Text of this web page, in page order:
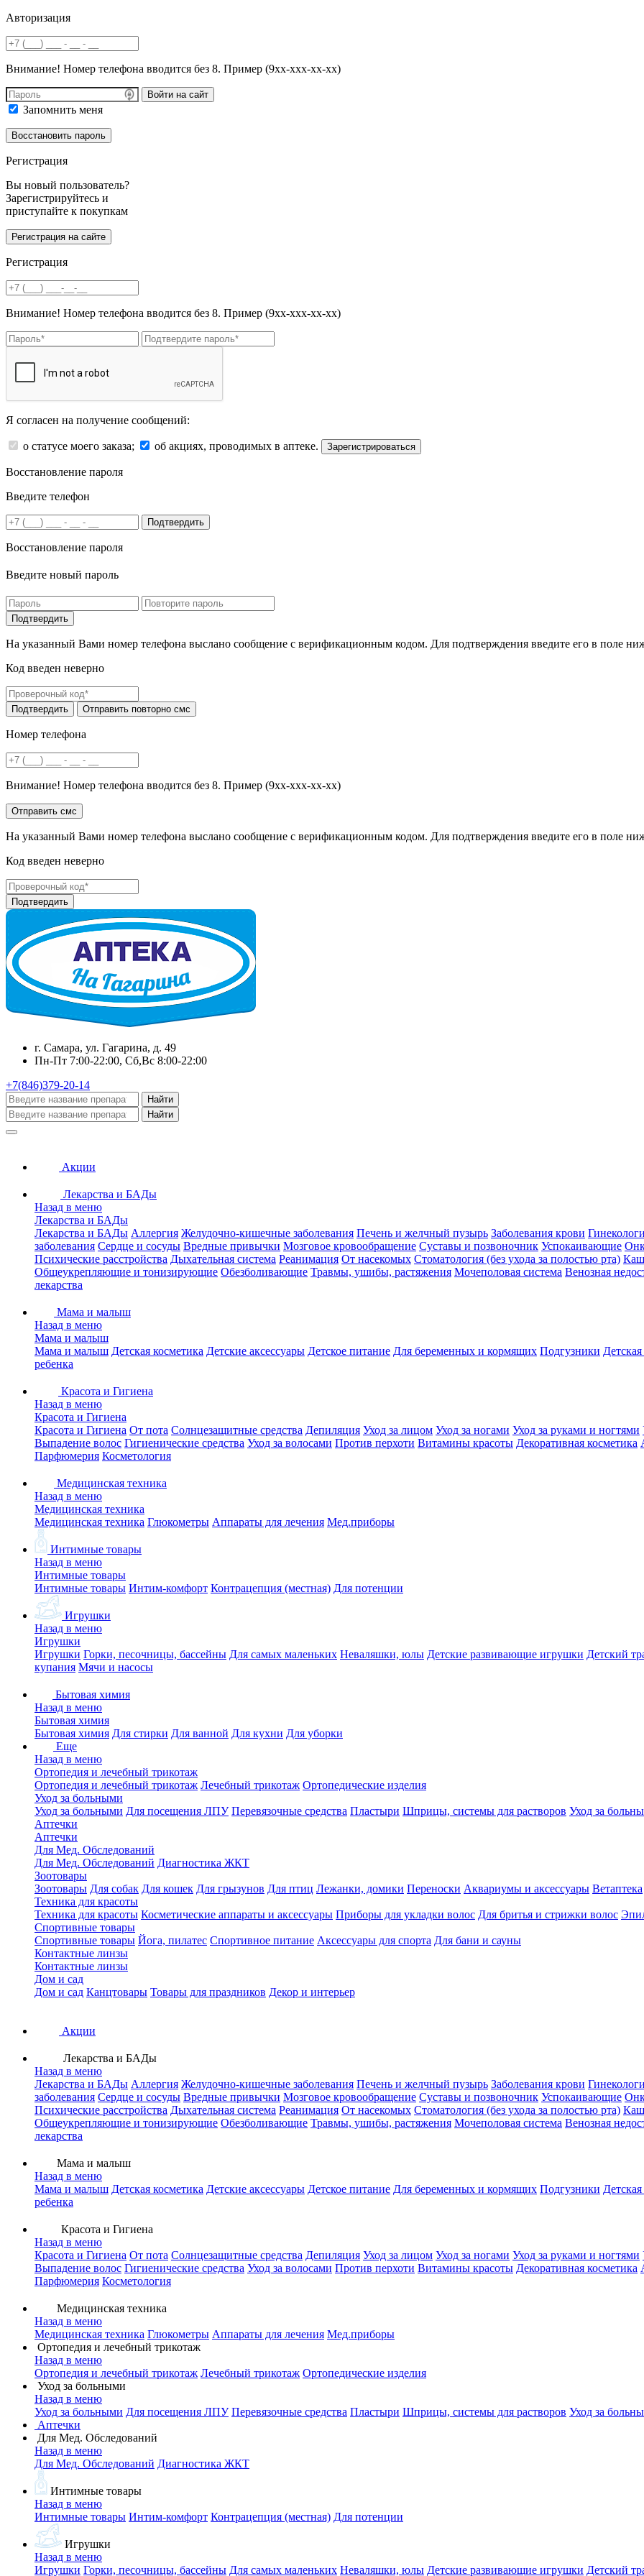
Авторизация
Внимание! Номер телефона вводится без 8. Пример (9хх-ххх-хх-хх)
Войти на сайт
Запомнить меня
Регистрация
Вы новый пользователь?
Зарегистрируйтесь и
приступайте к покупкам
Регистрация
Внимание! Номер телефона вводится без 8. Пример (9хх-ххх-хх-хх)
Я согласен на получение сообщений:
о статусе моего заказа; об акциях, проводимых в аптеке. Зарегистрироваться
Восстановление пароля
Введите телефон
Подтвердить
Восстановление пароля
Введите новый пароль
На указанный Вами номер телефона выслано сообщение с верификационным кодом. Для подтверждения введите его в поле
Код введен неверно
Номер телефона
Внимание! Номер телефона вводится без 8. Пример (9хх-ххх-хх-хх)
На указанный Вами номер телефона выслано сообщение с верификационным кодом. Для подтверждения введите его в поле
Код введен неверно
г. Самара, ул. Гагарина, д. 49
Пн-Пт 7:00-22:00, Сб,Вс 8:00-22:00
+7(846)379-20-14
Найти
Найти
Акции
Лекарства и БАДы
Назад в меню
Лекарства и БАДы
Лекарства и БАДы Аллергия Желудочно-кишечные заболевания Печень и желчный пузырь Заболевания крови
заболевания Сердце и сосуды Вредные привычки Мозговое кровообращение Суставы и позвоночник Успокаивающие
Психические расстройства Дыхательная система Реанимация От насекомых Стоматология (без ухода за полостью рта)
Общеукрепляющие и тонизирующие Обезболивающие Травмы, ушибы, растяжения Мочеполовая система Венозная
лекарства
Мама и малыш
Назад в меню
Мама и малыш
Мама и малыш Детская косметика Детские аксессуары Детское питание Для беременных и кормящих Подгузники
ребенка
Красота и Гигиена
Назад в меню
Красота и Гигиена
Красота и Гигиена От пота Солнцезащитные средства Депиляция Уход за лицом Уход за ногами Уход за руками и ногтями
Выпадение волос Гигиенические средства Уход за волосами Против перхоти Витамины красоты Декоративная косметика
Парфюмерия Косметология
Медицинская техника
Назад в меню
Медицинская техника
Медицинская техника Глюкометры Аппараты для лечения Мед.приборы
Интимные товары
Назад в меню
Интимные товары
Интимные товары Интим-комфорт Контрацепция (местная) Для потенции
Игрушки
Назад в меню
Игрушки
Игрушки Горки, песочницы, бассейны Для самых маленьких Неваляшки, юлы Детские развивающие игрушки Детский
купания Мячи и насосы
Бытовая химия
Назад в меню
Бытовая химия
Бытовая химия Для стирки Для ванной Для кухни Для уборки
Еще
Назад в меню
Ортопедия и лечебный трикотаж
Ортопедия и лечебный трикотаж Лечебный трикотаж Ортопедические изделия
Уход за больными
Уход за больными Для посещения ЛПУ Перевязочные средства Пластыри Шприцы, системы для растворов Уход за
Аптечки
Аптечки
Для Мед. Обследований
Для Мед. Обследований Диагностика ЖКТ
Зоотовары
Зоотовары Для собак Для кошек Для грызунов Для птиц Лежанки, домики Переноски Аквариумы и аксессуары Ветаптека
Техника для красоты
Техника для красоты Косметические аппараты и аксессуары Приборы для укладки волос Для бритья и стрижки волос
Спортивные товары
Спортивные товары Йога, пилатес Спортивное питание Аксессуары для спорта Для бани и сауны
Контактные линзы
Контактные линзы
Дом и сад
Дом и сад Канцтовары Товары для праздников Декор и интерьер
Акции
Лекарства и БАДы
Назад в меню
Лекарства и БАДы Аллергия Желудочно-кишечные заболевания Печень и желчный пузырь Заболевания крови
заболевания Сердце и сосуды Вредные привычки Мозговое кровообращение Суставы и позвоночник Успокаивающие
Психические расстройства Дыхательная система Реанимация От насекомых Стоматология (без ухода за полостью рта)
Общеукрепляющие и тонизирующие Обезболивающие Травмы, ушибы, растяжения Мочеполовая система Венозная
лекарства
Мама и малыш
Назад в меню
Мама и малыш Детская косметика Детские аксессуары Детское питание Для беременных и кормящих Подгузники
ребенка
Красота и Гигиена
Назад в меню
Красота и Гигиена От пота Солнцезащитные средства Депиляция Уход за лицом Уход за ногами Уход за руками и ногтями
Выпадение волос Гигиенические средства Уход за волосами Против перхоти Витамины красоты Декоративная косметика
Парфюмерия Косметология
Медицинская техника
Назад в меню
Медицинская техника Глюкометры Аппараты для лечения Мед.приборы
Ортопедия и лечебный трикотаж
Назад в меню
Ортопедия и лечебный трикотаж Лечебный трикотаж Ортопедические изделия
Уход за больными
Назад в меню
Уход за больными Для посещения ЛПУ Перевязочные средства Пластыри Шприцы, системы для растворов Уход за
Аптечки
Для Мед. Обследований
Назад в меню
Для Мед. Обследований Диагностика ЖКТ
Интимные товары
Назад в меню
Интимные товары Интим-комфорт Контрацепция (местная) Для потенции
Игрушки
Назад в меню
Игрушки Горки, песочницы, бассейны Для самых маленьких Неваляшки, юлы Детские развивающие игрушки Детский